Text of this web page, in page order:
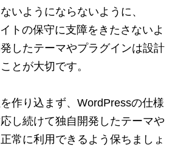
いようにならないように、
トの保守に支障をきたさないよ
したテーマやプラグインは設計
とが大切です。
作り込まず、WordPressの仕様
し続けて独自開発したテーマや
常に利用できるよう保ちましょ